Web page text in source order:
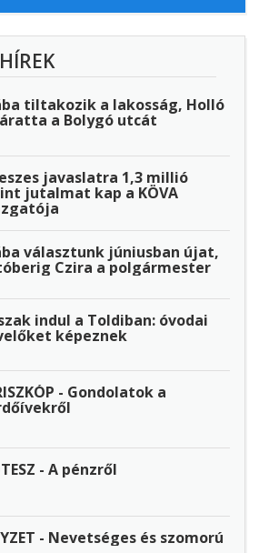
tiltakozik a lakosság, Holló
a Bolygó utcát
javaslatra 1,3 millió
jutalmat kap a KÖVA
választunk júniusban újat,
Czira a polgármester
indul a Toldiban: óvodai
képeznek
- Gondolatok a
- A pénzről
- Nevetséges és szomorú